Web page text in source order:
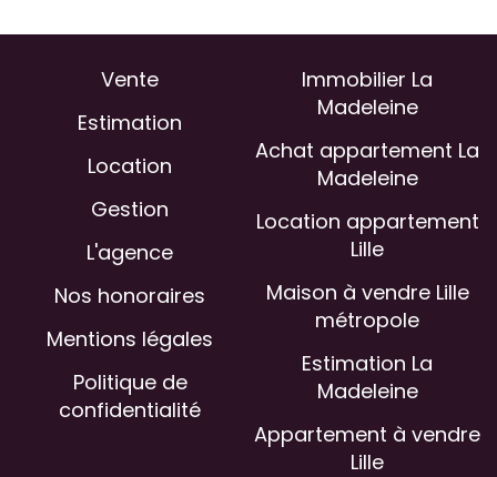
Vente
Estimation
Location
Gestion
L'agence
Nos honoraires
Mentions légales
Politique de
confidentialité
Immobilier La
Madeleine
Achat appartement La
Madeleine
Location appartement
Lille
Maison à vendre Lille
métropole
Estimation La
Madeleine
Appartement à vendre
Lille